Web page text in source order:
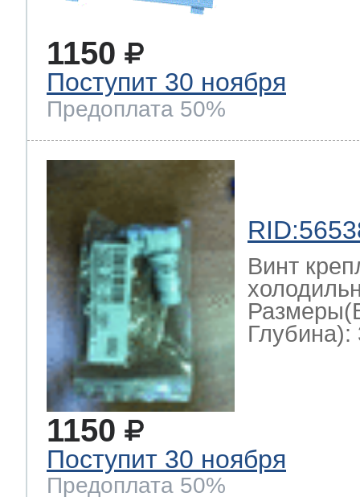
1150
Поступит 30 ноября
Предоплата 50%
Винт
Глубина):
1150
Поступит 30 ноября
Предоплата 50%